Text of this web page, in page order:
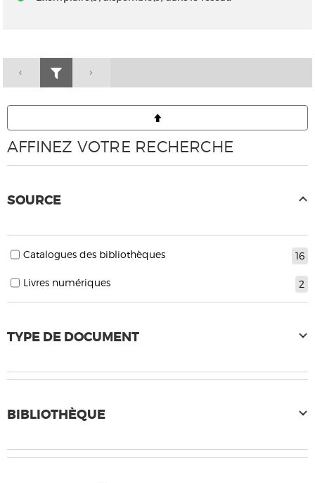
AFFINEZ VOTRE RECHERCHE
SOURCE
16
Catalogues des bibliothèques
2
Livres numériques
TYPE DE DOCUMENT
BIBLIOTHÈQUE